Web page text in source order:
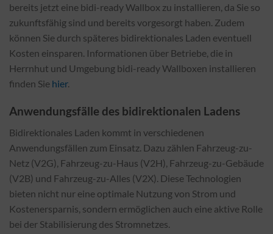
bereits jetzt eine bidi-ready Wallbox zu installieren, da Sie so
zukunftsfähig sind und bereits vorgesorgt haben. Zudem
können Sie durch späteres bidirektionales Laden eventuell
Kosten einsparen. Informationen über Betriebe, die in
Herrnhut und Umgebung bidi-ready Wallboxen installieren
finden Sie hier.
Anwendungsfälle des bidirektionalen Ladens
Bidirektionales Laden kommt in verschiedenen
Anwendungsfällen zum Einsatz. Dazu zählen Fahrzeug-zu-
Netz (V2G), Fahrzeug-zu-Haus (V2H), Fahrzeug-zu-Gebäude
(V2B) und Fahrzeug-zu-Alles (V2X). Diese Technologien
bieten nicht nur eine optimale Nutzung von Strom und
Kostenersparnis, sondern ermöglichen auch eine aktive Rolle
bei der Stabilisierung des Stromnetzes.